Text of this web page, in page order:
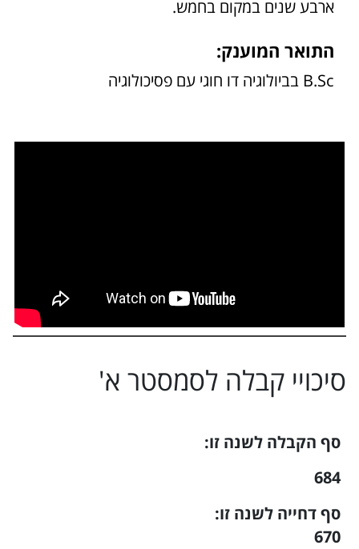
ארבע שנים במקום בחמש.
התואר המוענק:
B.Sc בביולוגיה דו חוגי עם פסיכולוגיה
סיכויי קבלה לסמסטר א'
סף הקבלה לשנה זו:
684
סף דחייה לשנה זו:
670